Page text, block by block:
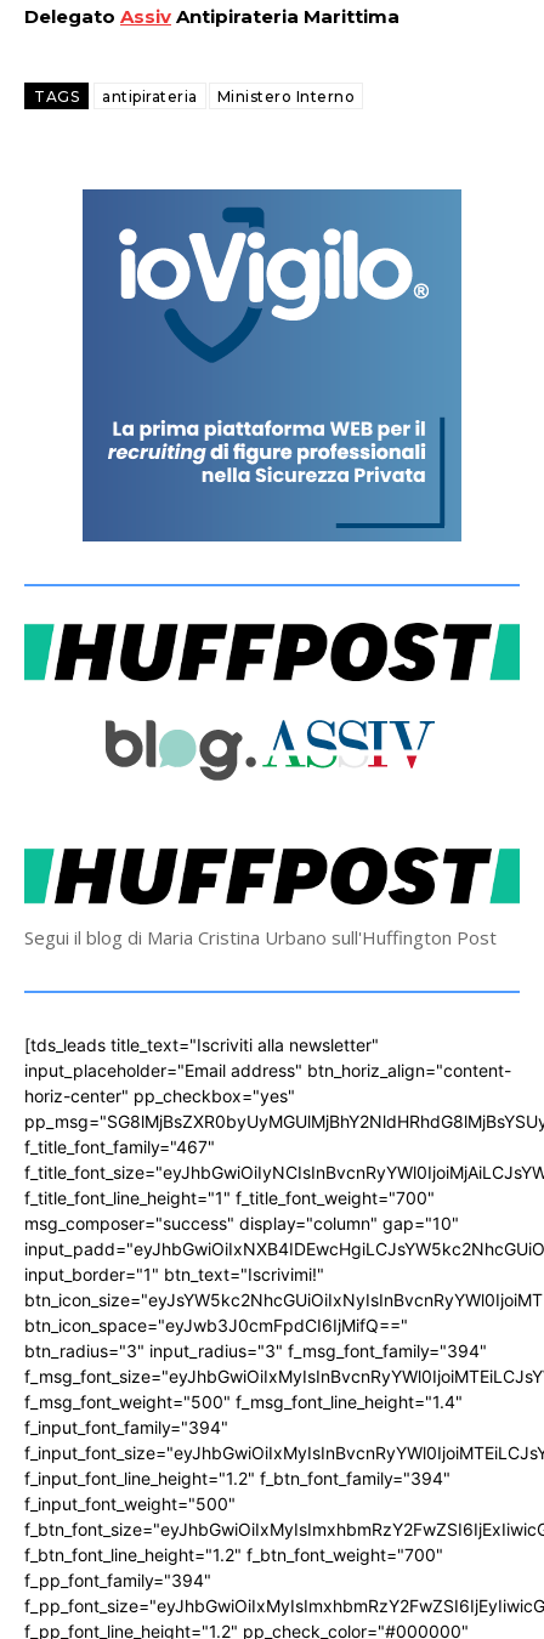
Delegato Assiv Antipirateria Marittima
TAGS antipirateria Ministero Interno
Segui il blog di Maria Cristina Urbano sull'Huffington Post
[tds_leads title_text="Iscriviti alla newsletter"
input_placeholder="Email address" btn_horiz_align="content-
horiz-center" pp_checkbox="yes"
f_title_font_family="467"
f_title_font_line_height="1" f_title_font_weight="700"
msg_composer="success" display="column" gap="10"
input_border="1" btn_text="Iscrivimi!"
btn_icon_space="eyJwb3J0cmFpdCI6IjMifQ=="
btn_radius="3" input_radius="3" f_msg_font_family="394"
f_msg_font_weight="500" f_msg_font_line_height="1.4"
f_input_font_family="394"
f_input_font_line_height="1.2" f_btn_font_family="394"
f_input_font_weight="500"
f_btn_font_line_height="1.2" f_btn_font_weight="700"
f_pp_font_family="394"
f_pp_font_line_height="1.2" pp_check_color="#000000"